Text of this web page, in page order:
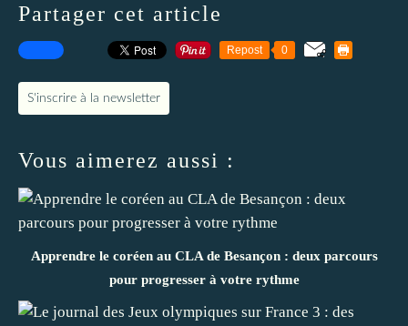
Partager cet article
Repost 0
S'inscrire à la newsletter
Vous aimerez aussi :
Apprendre le coréen au CLA de Besançon : deux parcours
pour progresser à votre rythme